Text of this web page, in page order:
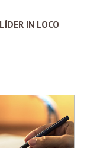
LÍDER IN LOCO